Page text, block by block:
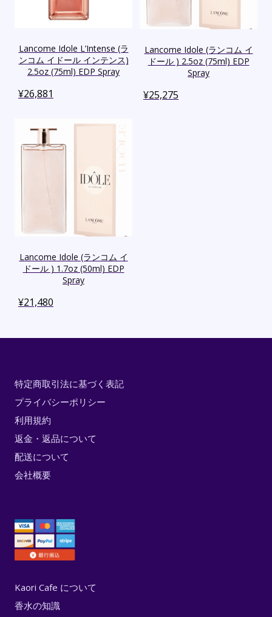
Lancome Idole L’Intense (ラ
ンコム イドール インテンス)
2.5oz (75ml) EDP Spray
¥26,881
Lancome Idole (ランコム イ
ドール ) 2.5oz (75ml) EDP
Spray
¥25,275
Lancome Idole (ランコム イ
ドール ) 1.7oz (50ml) EDP
Spray
¥21,480
特定商取引法に基づく表記
プライバシーポリシー
利用規約
返金・返品について
配送について
会社概要
Kaori Cafe について
香水の知識